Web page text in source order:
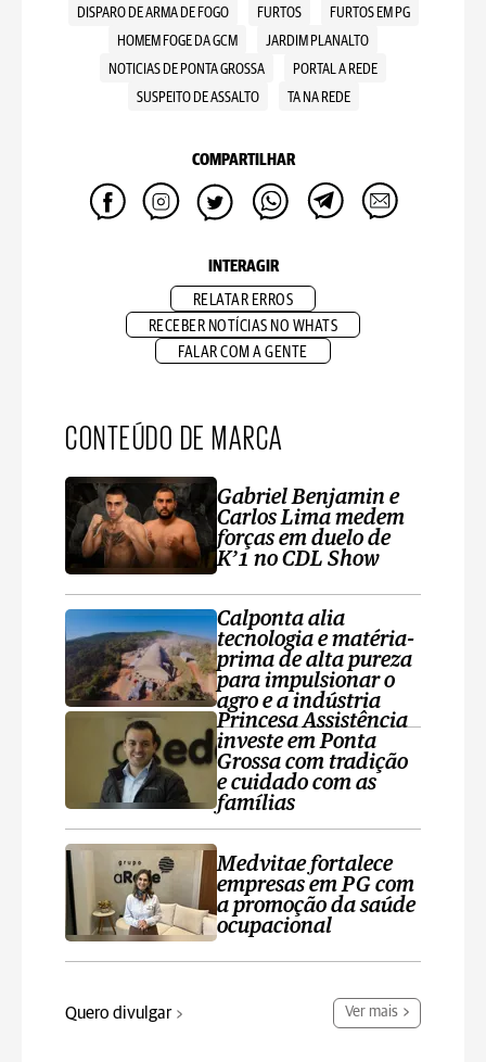
DISPARO DE ARMA DE FOGO
FURTOS
FURTOS EM PG
HOMEM FOGE DA GCM
JARDIM PLANALTO
NOTICIAS DE PONTA GROSSA
PORTAL A REDE
SUSPEITO DE ASSALTO
TA NA REDE
COMPARTILHAR
INTERAGIR
RELATAR ERROS
RECEBER NOTÍCIAS NO WHATS
FALAR COM A GENTE
CONTEÚDO DE MARCA
Gabriel Benjamin e
Carlos Lima medem
forças em duelo de
K’1 no CDL Show
Calponta alia
tecnologia e matéria-
prima de alta pureza
para impulsionar o
agro e a indústria
Princesa Assistência
investe em Ponta
Grossa com tradição
e cuidado com as
famílias
Medvitae fortalece
empresas em PG com
a promoção da saúde
ocupacional
Quero divulgar Ver mais